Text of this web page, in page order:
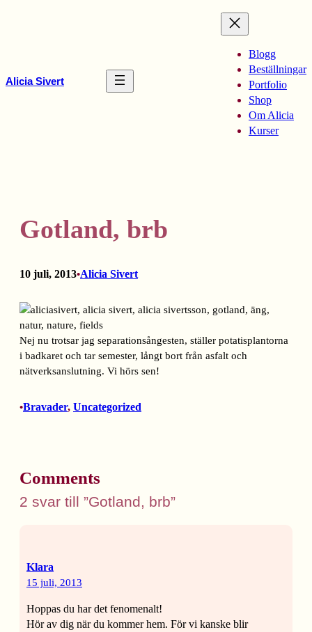
Alicia Sivert
Blogg
Beställningar
Portfolio
Shop
Om Alicia
Kurser
Gotland, brb
10 juli, 2013•Alicia Sivert
Nej nu trotsar jag separationsångesten, ställer potatisplantorna
i badkaret och tar semester, långt bort från asfalt och
nätverksanslutning. Vi hörs sen!
•Bravader, Uncategorized
Comments
2 svar till ”Gotland, brb”
Klara
15 juli, 2013
Hoppas du har det fenomenalt!
Hör av dig när du kommer hem. För vi kanske blir